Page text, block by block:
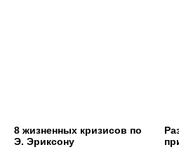
8 жизненных кризисов по
Э. Эриксону